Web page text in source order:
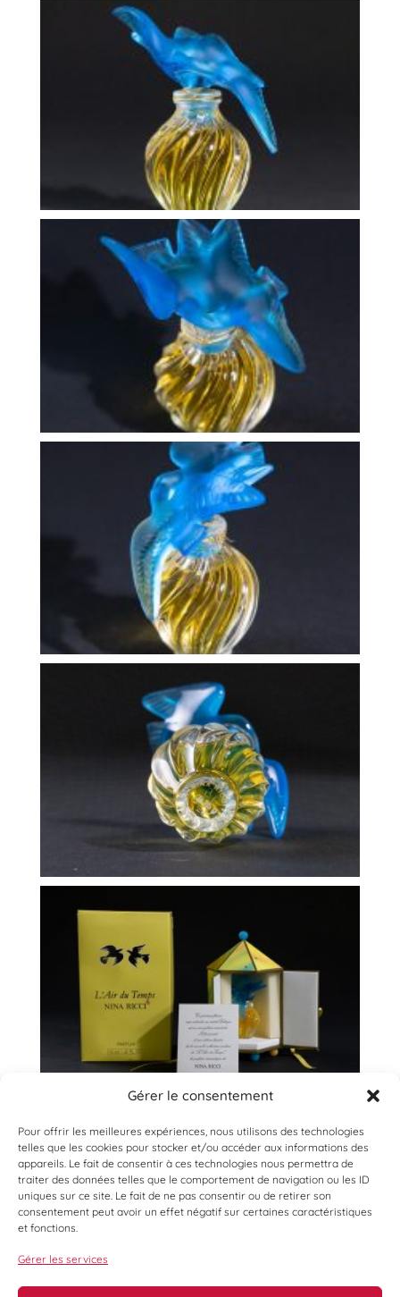
Gérer le consentement
Pour offrir les meilleures expériences, nous utilisons des technologies
telles que les cookies pour stocker et/ou accéder aux informations des
appareils. Le fait de consentir à ces technologies nous permettra de
traiter des données telles que le comportement de navigation ou les ID
uniques sur ce site. Le fait de ne pas consentir ou de retirer son
consentement peut avoir un effet négatif sur certaines caractéristiques
et fonctions.
Gérer les services